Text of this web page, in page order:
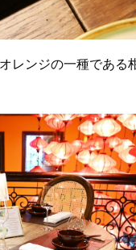
レンジの一種である